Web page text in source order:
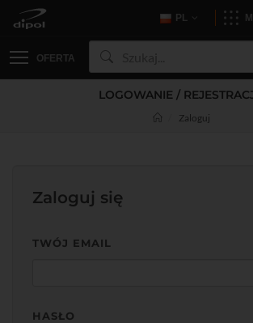
PL
OFERTA
LOGOWANIE /
Zaloguj
Zaloguj się
TWÓJ EMAIL
HASŁO